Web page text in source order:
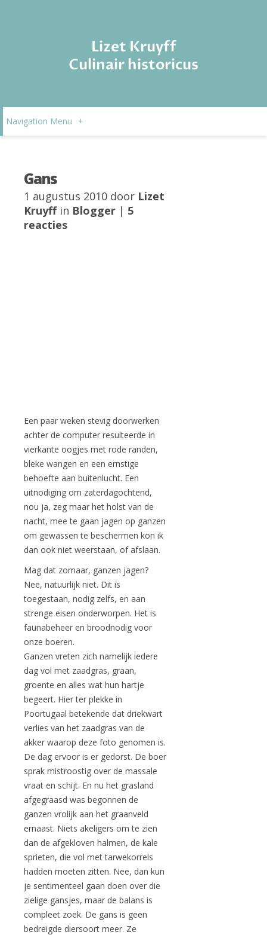
Lizet Kruyff
Culinair historicus
Navigation Menu +
Gans
1 augustus 2010 door Lizet
Kruyffin Blogger | 5
reacties
Een paar weken stevig doorwerken
achter de computer resulteerde in
vierkante oogjes met rode randen,
bleke wangen en een ernstige
behoefte aan buitenlucht. Een
uitnodiging om zaterdagochtend,
nou ja, zeg maar het holst van de
nacht, mee te gaan jagen op ganzen
om gewassen te beschermen kon ik
dan ook niet weerstaan, of afslaan.
Mag dat zomaar, ganzen jagen?
Nee, natuurlijk niet. Dit is
toegestaan, nodig zelfs, en aan
strenge eisen onderworpen. Het is
faunabeheer en broodnodig voor
onze boeren.
Ganzen vreten zich namelijk iedere
dag vol met zaadgras, graan,
groente en alles wat hun hartje
begeert. Hier ter plekke in
Poortugaal betekende dat driekwart
verlies van het zaadgras van de
akker waarop deze foto genomen is.
De dag ervoor is er gedorst. De boer
sprak mistroostig over de massale
vraat en schijt. En nu het grasland
afgegraasd was begonnen de
ganzen vrolijk aan het graanveld
ernaast. Niets akeligers om te zien
dan de afgekloven halmen, de kale
sprieten, die vol met tarwekorrels
hadden moeten zitten. Nee, dan kun
je sentimenteel gaan doen over die
zielige gansjes, maar de balans is
compleet zoek. De gans is geen
bedreigde diersoort meer. Ze